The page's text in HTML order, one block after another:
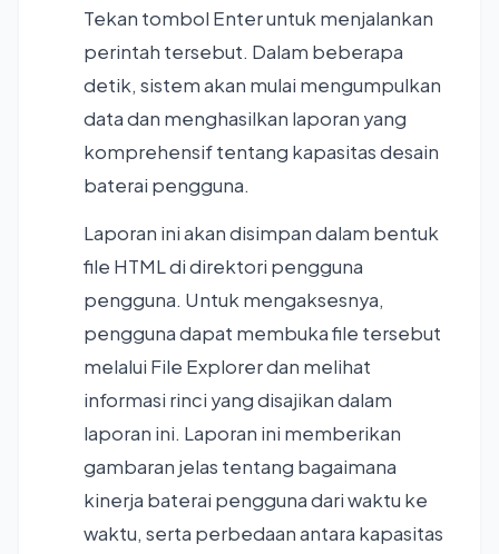
Tekan tombol Enter untuk menjalankan
perintah tersebut. Dalam beberapa
detik, sistem akan mulai mengumpulkan
data dan menghasilkan laporan yang
komprehensif tentang kapasitas desain
baterai pengguna.
Laporan ini akan disimpan dalam bentuk
file HTML di direktori pengguna
pengguna. Untuk mengaksesnya,
pengguna dapat membuka file tersebut
melalui File Explorer dan melihat
informasi rinci yang disajikan dalam
laporan ini. Laporan ini memberikan
gambaran jelas tentang bagaimana
kinerja baterai pengguna dari waktu ke
waktu, serta perbedaan antara kapasitas